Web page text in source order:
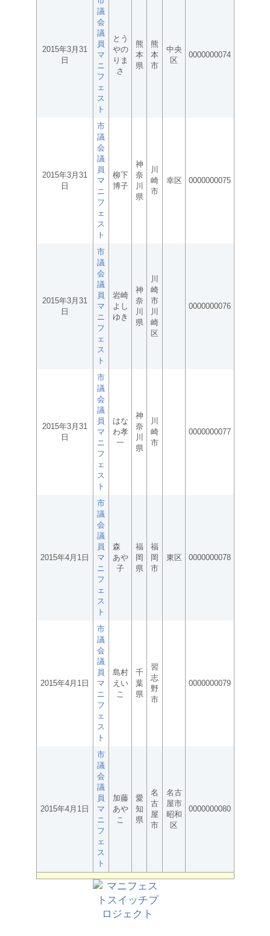
2015年3月31
日
議
会
議
員
マ
ニ
フ
ェ
ス
ト
とう
やの
りま
さ
熊
本
県
熊
本
市
中央
区
0000000074
2015年3月31
日
市
議
会
議
員
マ
ニ
フ
ェ
ス
ト
柳下
博子
神
奈
川
県
川
崎
市
幸区 0000000075
2015年3月31
日
市
議
会
議
員
マ
ニ
フ
ェ
ス
ト
岩崎
よし
ゆき
神
奈
川
県
川
崎
市
川
崎
区
0000000076
2015年3月31
日
市
議
会
議
員
マ
ニ
フ
ェ
ス
ト
はな
わ孝
一
神
奈
川
県
川
崎
市
0000000077
2015年4月1日
市
議
会
議
員
マ
ニ
フ
ェ
ス
ト
森
あや
子
福
岡
県
福
岡
市
東区 0000000078
2015年4月1日
市
議
会
議
員
マ
ニ
フ
ェ
ス
ト
島村
えい
こ
千
葉
県
習
志
野
市
0000000079
2015年4月1日
市
議
会
議
員
マ
ニ
フ
ェ
ス
ト
加藤
あや
こ
愛
知
県
名
古
屋
市
名古
屋市
昭和
区
0000000080